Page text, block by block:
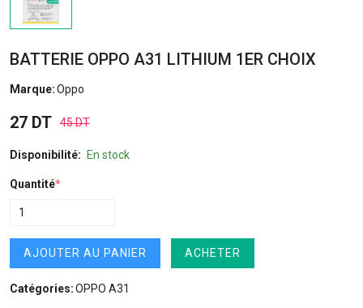
BATTERIE OPPO A31 LITHIUM 1ER CHOIX
Marque:Oppo
27 DT 45 DT
Disponibilité: En stock
Quantité*
AJOUTER AU PANIER ACHETER
Catégories:OPPO A31